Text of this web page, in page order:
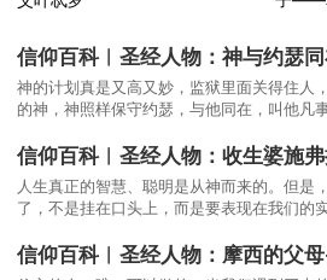
信仰百科︱圣经人物：神与约瑟
神的计划真是又高又妙，监狱里面关得住人
的神，神照样保守约瑟，与他同在，叫他凡
信仰百科︱圣经人物：收生婆施
人生真正的智慧、聪明是从神而来的。但是
了，不是挂在口头上，而是要表现在我们的
信仰百科︱圣经人物：摩西的父